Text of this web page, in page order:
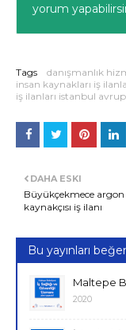
yorum
Tags danışmanlık
insan kaynakları iş
iş ilanları istanbul
DAHA ESKI
Büyükçekmece argon
kaynakçısı iş ilanı
Bu yayınları
Maltepe
2020